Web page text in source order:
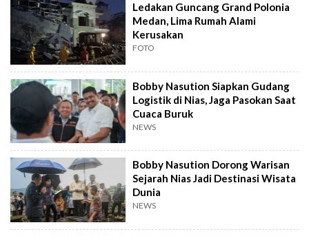
Ledakan Guncang Grand Polonia
Medan, Lima Rumah Alami
Kerusakan
FOTO
Bobby Nasution Siapkan Gudang
Logistik di Nias, Jaga Pasokan Saat
Cuaca Buruk
NEWS
Bobby Nasution Dorong Warisan
Sejarah Nias Jadi Destinasi Wisata
Dunia
NEWS